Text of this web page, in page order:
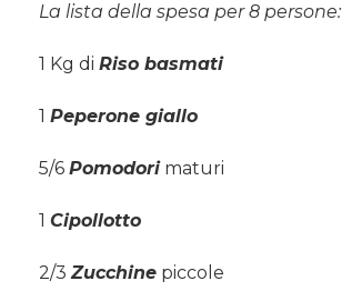
La lista della spesa per 8 persone:
1 Kg di Riso basmati
1 Peperone giallo
5/6 Pomodorimaturi
1 Cipollotto
2/3Zucchine piccole